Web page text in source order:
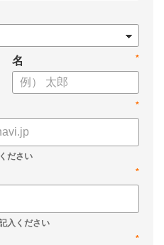
お役立てください。
*
名
*
*
*